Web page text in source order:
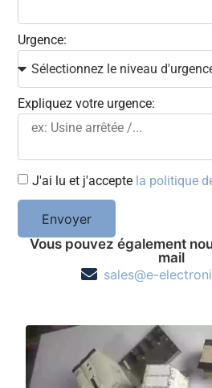
Urgence:
Expliquez votre urgence:
J'ai lu et j'accepte la politique
Envoyer
Vous pouvez également
mail
sales@e-